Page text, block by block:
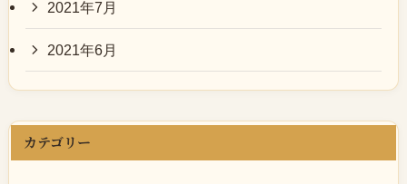
2021年7月
2021年6月
カテゴリー